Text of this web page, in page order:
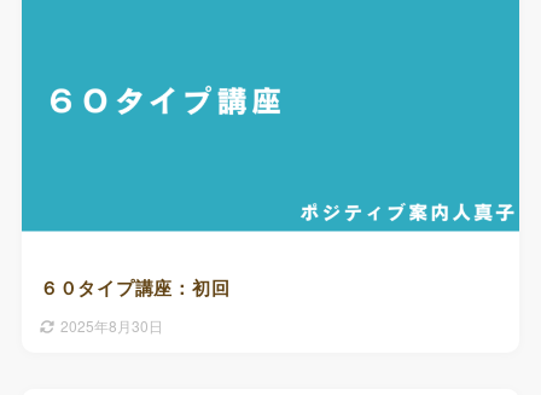
６０タイプ講座：初回
2025年8月30日